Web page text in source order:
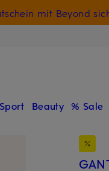
mit Beyond
Sport Beauty % Sale